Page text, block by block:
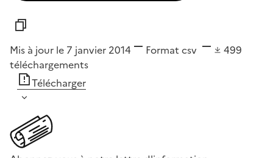
Mis à jour le 7 janvier 2014 Format csv
499
téléchargements
Télécharger